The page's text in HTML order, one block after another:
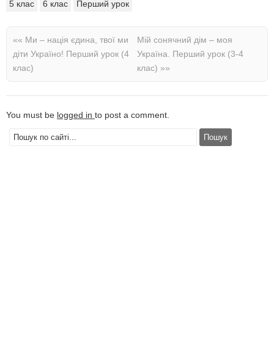
5 клас 6 клас Перший урок
«« Ми – нація єдина, твої ми
діти Україно! Перший урок (4
клас)
Мій сонячний дім – моя
Україна. Перший урок (3-4
клас) »»
You must be logged in to post a comment.